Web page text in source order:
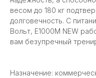
весом до 180 кг
долговечность. С
Вольт, E1000M NEW
вам безупречный
Назначение: